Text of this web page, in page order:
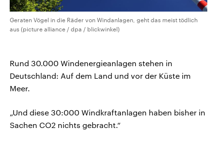
Geraten Vögel in die Räder von Windanlagen, geht das meist tödlich
aus (picture alliance / dpa / blickwinkel)
Rund 30.000 Windenergieanlagen stehen in
Deutschland: Auf dem Land und vor der Küste im
Meer.
„Und diese 30:000 Windkraftanlagen haben bisher in
Sachen CO2 nichts gebracht.“